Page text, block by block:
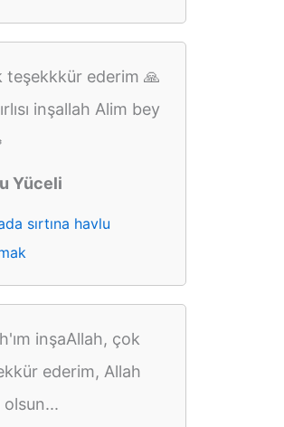
teşekkkür ederim 🙏
inşallah Alim bey
Yüceli
sırtına havlu
inşaAllah, çok
ederim, Allah
olsun...